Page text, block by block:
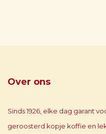
Over ons
Sinds 1926, elke dag garant
geroosterd kopje koffie en